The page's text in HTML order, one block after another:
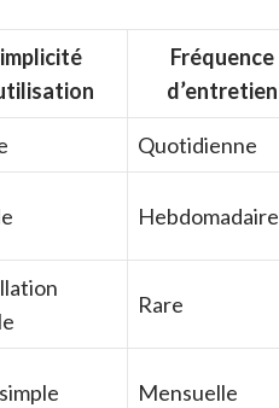
Fréquence
d’entretien
Quotidienne
Hebdomadaire
Rare
Mensuelle